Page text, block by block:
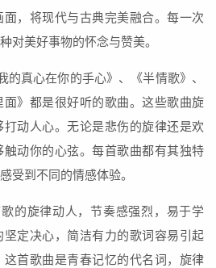
，将现代与古典完美融合。每一次
对美好事物的怀念与赞美。
真心在你的手心》、《半情歌》、
面》都是很好听的歌曲。这些歌曲旋
动人心。无论是悲伤的旋律还是欢
动你的心弦。每首歌曲都有其独特
受到不同的情感体验。
的旋律动人，节奏感强烈，易于学
定决心，简洁有力的歌词容易引起
首歌曲是青春记忆的代名词，旋律